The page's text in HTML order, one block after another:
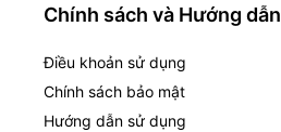
Chính sách và Hướng dẫn
Điều khoản sử dụng
Chính sách bảo mật
Hướng dẫn sử dụng